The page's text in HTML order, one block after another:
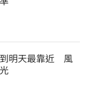
明天最靠近　風